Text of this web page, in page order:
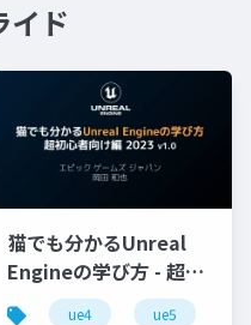
イド
猫でも分かるUnreal
Engineの学び方 - 超初
心者向け編 - 2023 v1.0
ue4 ue5